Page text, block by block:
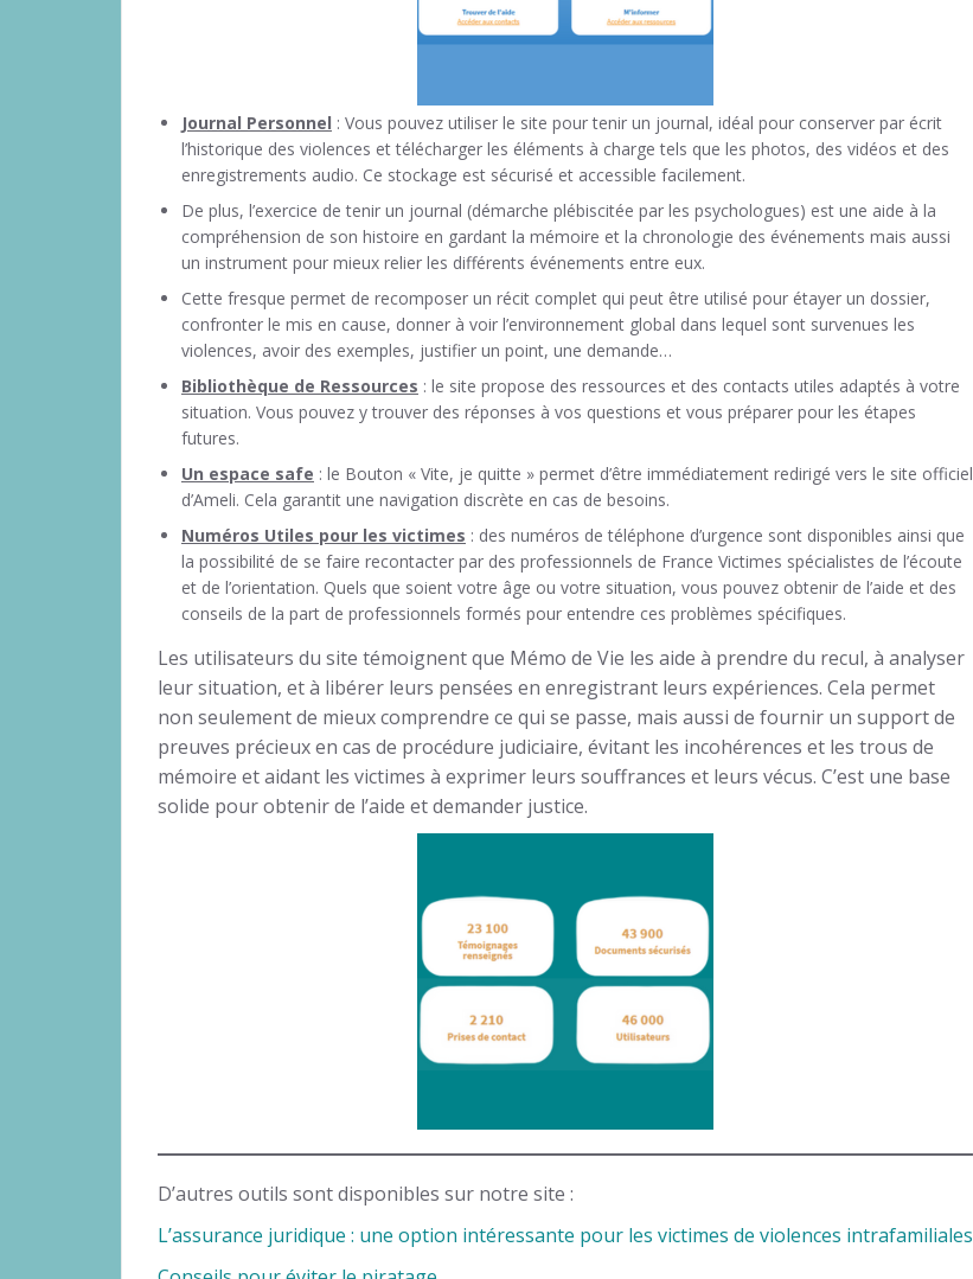
Journal Personnel : Vous pouvez utiliser le site pour tenir un journal, idéal pour conserver par écrit
l’historique des violences et télécharger les éléments à charge tels que les photos, des vidéos et des
enregistrements audio. Ce stockage est sécurisé et accessible facilement.
De plus, l’exercice de tenir un journal (démarche plébiscitée par les psychologues) est une aide à la
compréhension de son histoire en gardant la mémoire et la chronologie des événements mais aussi
un instrument pour mieux relier les différents événements entre eux.
Cette fresque permet de recomposer un récit complet qui peut être utilisé pour étayer un dossier,
confronter le mis en cause, donner à voir l’environnement global dans lequel sont survenues les
violences, avoir des exemples, justifier un point, une demande…
Bibliothèque de Ressources : le site propose des ressources et des contacts utiles adaptés à votre
situation. Vous pouvez y trouver des réponses à vos questions et vous préparer pour les étapes
futures.
Un espace safe : le Bouton « Vite, je quitte » permet d’être immédiatement redirigé vers le site officiel
d’Ameli. Cela garantit une navigation discrète en cas de besoins.
Numéros Utiles pour les victimes : des numéros de téléphone d’urgence sont disponibles ainsi que
la possibilité de se faire recontacter par des professionnels de France Victimes spécialistes de l’écoute
et de l’orientation. Quels que soient votre âge ou votre situation, vous pouvez obtenir de l’aide et des
conseils de la part de professionnels formés pour entendre ces problèmes spécifiques.
Les utilisateurs du site témoignent que Mémo de Vie les aide à prendre du recul, à analyser
leur situation, et à libérer leurs pensées en enregistrant leurs expériences. Cela permet
non seulement de mieux comprendre ce qui se passe, mais aussi de fournir un support de
preuves précieux en cas de procédure judiciaire, évitant les incohérences et les trous de
mémoire et aidant les victimes à exprimer leurs souffrances et leurs vécus. C’est une base
solide pour obtenir de l’aide et demander justice.
D’autres outils sont disponibles sur notre site :
L’assurance juridique : une option intéressante pour les victimes de violences intrafamiliales